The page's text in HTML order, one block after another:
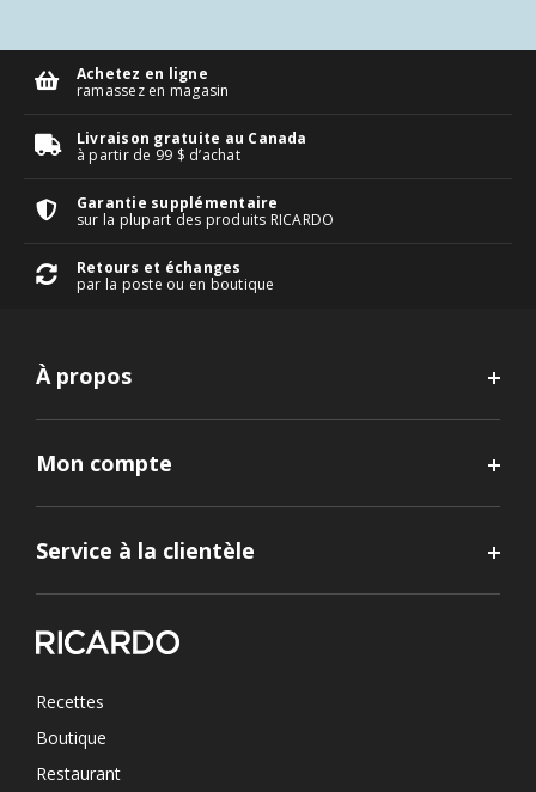
Achetez en ligne
ramassez en magasin
Livraison gratuite au Canada
à partir de 99 $ d’achat
Garantie supplémentaire
sur la plupart des produits RICARDO
Retours et échanges
par la poste ou en boutique
À propos
Mon compte
Service à la clientèle
Recettes
Boutique
Restaurant